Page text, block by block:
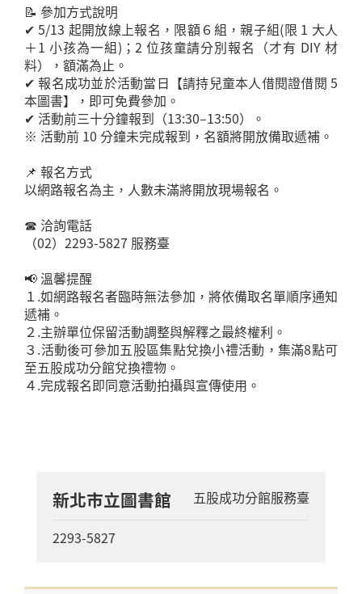
📝 參加方式說明
✔ 5/13 起開放線上報名，限額６組，親子組(限 1 大人
＋1 小孩為一組)；2 位孩童請分別報名（才有 DIY 材
料），額滿為止。
✔ 報名成功並於活動當日【請持兒童本人借閱證借閱 5
本圖書】，即可免費參加。
✔ 活動前三十分鐘報到（13:30–13:50）。
※ 活動前 10 分鐘未完成報到，名額將開放備取遞補。
📌 報名方式
以網路報名為主，人數未滿將開放現場報名。
☎ 洽詢電話
（02）2293-5827 服務臺
📢 溫馨提醒
１.如網路報名者臨時無法參加，將依備取名單順序通知
遞補。
２.主辦單位保留活動調整與解釋之最終權利。
３.活動後可參加五股區集點兌換小禮活動，集滿8點可
至五股成功分館兌換禮物。
４.完成報名即同意活動拍攝與宣傳使用。
新北市立圖書館 五股成功分館服務臺
2293-5827